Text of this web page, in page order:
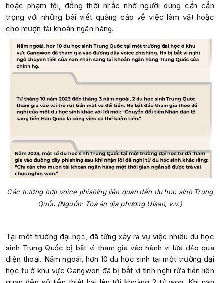
hoặc phạm tội, đồng thời nhắc nhở người dùng cần cẩn
trọng với những bài viết quảng cáo về việc làm vặt hoặc
cho mượn tài khoản ngân hàng.
Các trường hợp voice phishing liên quan đến du học sinh Trung
Quốc (Nguồn: Tòa án địa phương Ulsan, v.v.)
Tại một trường đại học, đã từng xảy ra vụ việc nhiều du học
sinh Trung Quốc bị bắt vì tham gia vào hành vi lừa đảo qua
điện thoại. Năm ngoái, hơn 10 du học sinh tại một trường đại
học tư ở khu vực Gangwon đã bị bắt vì tình nghi rửa tiền liên